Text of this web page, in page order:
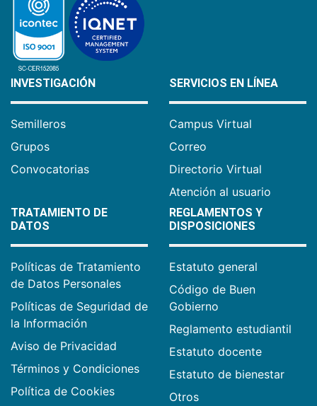
INVESTIGACIÓN
Semilleros
Grupos
Convocatorias
SERVICIOS EN LÍNEA
Campus Virtual
Correo
Directorio Virtual
Atención al usuario
TRATAMIENTO DE
DATOS
Políticas de Tratamiento
de Datos Personales
Políticas de Seguridad de
la Información
Aviso de Privacidad
Términos y Condiciones
Política de Cookies
REGLAMENTOS Y
DISPOSICIONES
Estatuto general
Código de Buen
Gobierno
Reglamento estudiantil
Estatuto docente
Estatuto de bienestar
Otros